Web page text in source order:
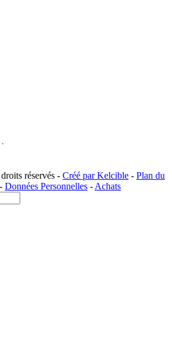
réservés - Créé par Kelcible - Plan du
- Données Personnelles - Achats